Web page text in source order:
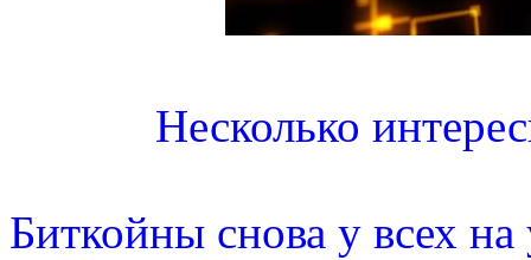
Несколько
Биткойны снова у всех